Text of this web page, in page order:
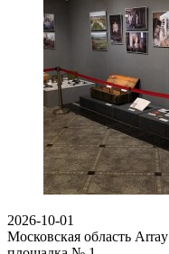
2026-10-01
Московская область Array